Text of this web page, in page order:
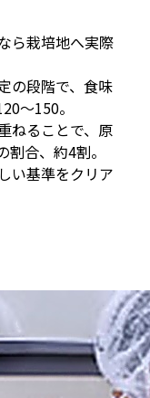
ら栽培地へ実際
の段階で、食味
～150。
ねることで、原
合、約4割。
い基準をクリア